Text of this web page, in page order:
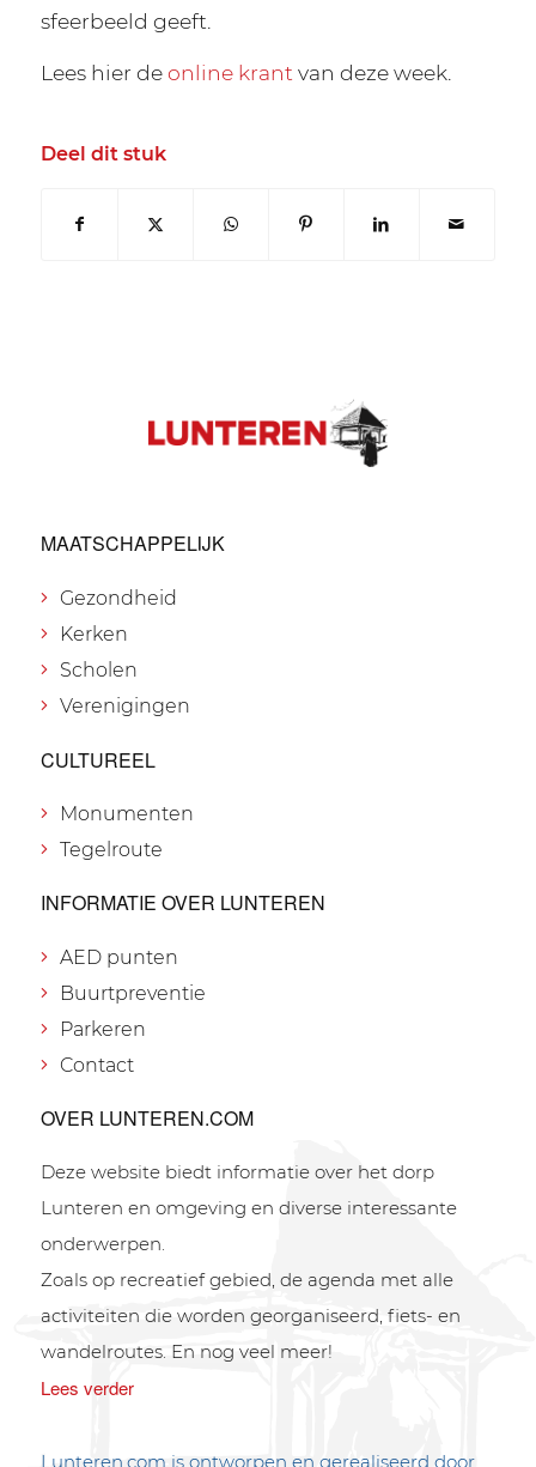
sfeerbeeld geeft.
Lees hier deonline krant van deze week.
Deel dit stuk
MAATSCHAPPELIJK
Gezondheid
Kerken
Scholen
Verenigingen
CULTUREEL
Monumenten
Tegelroute
INFORMATIE OVER LUNTEREN
AED punten
Buurtpreventie
Parkeren
Contact
OVER LUNTEREN.COM
Deze website biedt informatie over het dorp
Lunteren en omgeving en diverse interessante
onderwerpen.
Zoals op recreatief gebied, de agenda met alle
activiteiten die worden georganiseerd, fiets- en
wandelroutes. En nog veel meer!
Lees verder
Lunteren.com is ontworpen en gerealiseerd door